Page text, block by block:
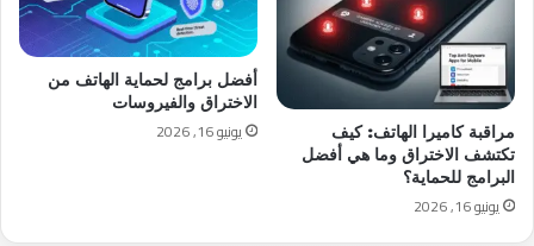
مراقبة كاميرا الهاتف: كيف
تكتشف الاختراق وما هي أفضل
البرامج للحماية؟
يونيو 16, 2026
أفضل برامج لحماية الهاتف من
الاختراق والفيروسات
يونيو 16, 2026